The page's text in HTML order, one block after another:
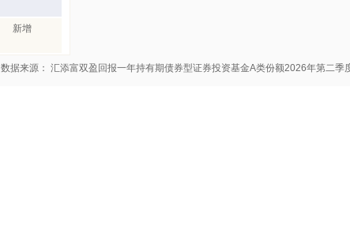
新增
数据来源： 汇添富双盈回报一年持有期债券型证券投资基金A类份额2026年第二季